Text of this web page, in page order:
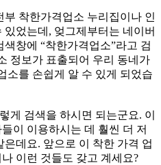
착한가격업소 누리집이나 인
었는데, 엊그제부터는 네이버
창에 “착한가격업소”라고 검
정보가 표출되어 우리 동네가
소를 손쉽게 알 수 있게 되었습
게 검색을 하시면 되는군요. 이
이 이용하시는 데 훨씬 더 저
데요. 앞으로 이 착한 가격 업
이런 것들도 갖고 계세요?